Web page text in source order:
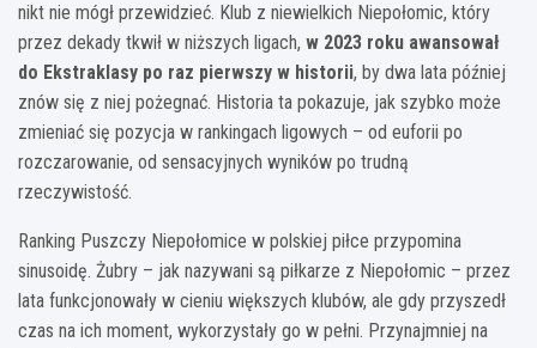
nikt nie mógł przewidzieć. Klub z niewielkich Niepołomic, który
przez dekady tkwił w niższych ligach, w 2023 roku awansował
do Ekstraklasy po raz pierwszy w historii, by dwa lata później
znów się z niej pożegnać. Historia ta pokazuje, jak szybko może
zmieniać się pozycja w rankingach ligowych – od euforii po
rozczarowanie, od sensacyjnych wyników po trudną
rzeczywistość.
Ranking Puszczy Niepołomice w polskiej piłce przypomina
sinusoidę. Żubry – jak nazywani są piłkarze z Niepołomic – przez
lata funkcjonowały w cieniu większych klubów, ale gdy przyszedł
czas na ich moment, wykorzystały go w pełni. Przynajmniej na